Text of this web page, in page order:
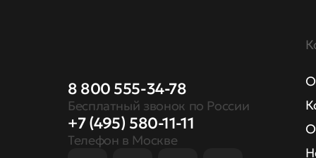
8 800 555-34-78
Бесплатный звонок по России
+7 (495) 580-11-11
Телефон в Москве